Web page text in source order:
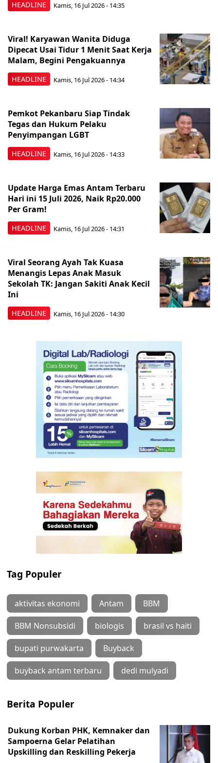
HEADLINE Kamis, 16 Jul 2026 - 14:35
HEADLINE
Viral! Karyawan Wanita Diduga
Dipecat Usai Tidur 1 Menit Saat Kerja
Malam, Begini Pengakuannya
Kamis, 16 Jul 2026 - 14:34
HEADLINE
Pemkot Pekanbaru Siap Tindak
Tegas dan Hukum Pelaku
Penyimpangan LGBT
Kamis, 16 Jul 2026 - 14:33
HEADLINE
Update Harga Emas Antam Terbaru
Hari ini 15 Juli 2026, Naik Rp20.000
Per Gram!
Kamis, 16 Jul 2026 - 14:31
HEADLINE
Viral Seorang Ayah Tak Kuasa
Menangis Lepas Anak Masuk
Sekolah TK: Jangan Sakiti Anak Kecil
Ini
Kamis, 16 Jul 2026 - 14:30
Tag Populer
aktivitas ekonomi Antam BBM
BBM Nonsubsidi biologis brasil vs haiti
bupati purwakarta Buyback
buyback antam terbaru dedi mulyadi
Berita Populer
Dukung Korban PHK, Kemnaker dan
Sampoerna Gelar Pelatihan
Upskilling dan Reskilling Pekerja